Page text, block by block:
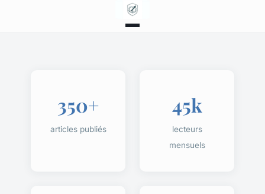
350+
articles publiés
45k
lecteurs
mensuels